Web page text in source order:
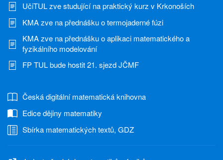
UčiTUL zve studující na praktický kurz v Krkonoších
KMA zve na přednášku o termojaderné fúzi
KMA zve na přednášku o aplikaci matematického a
fyzikálního modelování
FP TUL bude hostit 21. sjezd JČMF
Česká digitální matematická knihovna
Edice dějiny matematiky
Sbírka matematických textů, GDZ